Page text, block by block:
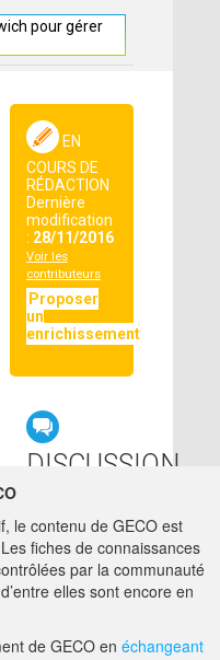
pour gérer
EN
COURS DE
RÉDACTION
Dernière
modification
: 28/11/2016
Voir les
contributeurs
Proposer
un
enrichissement
DISCUSSION
AIDE
le contenu de GECO est
fiches de connaissances
par la communauté
elles sont encore en
de GECO en échangeant